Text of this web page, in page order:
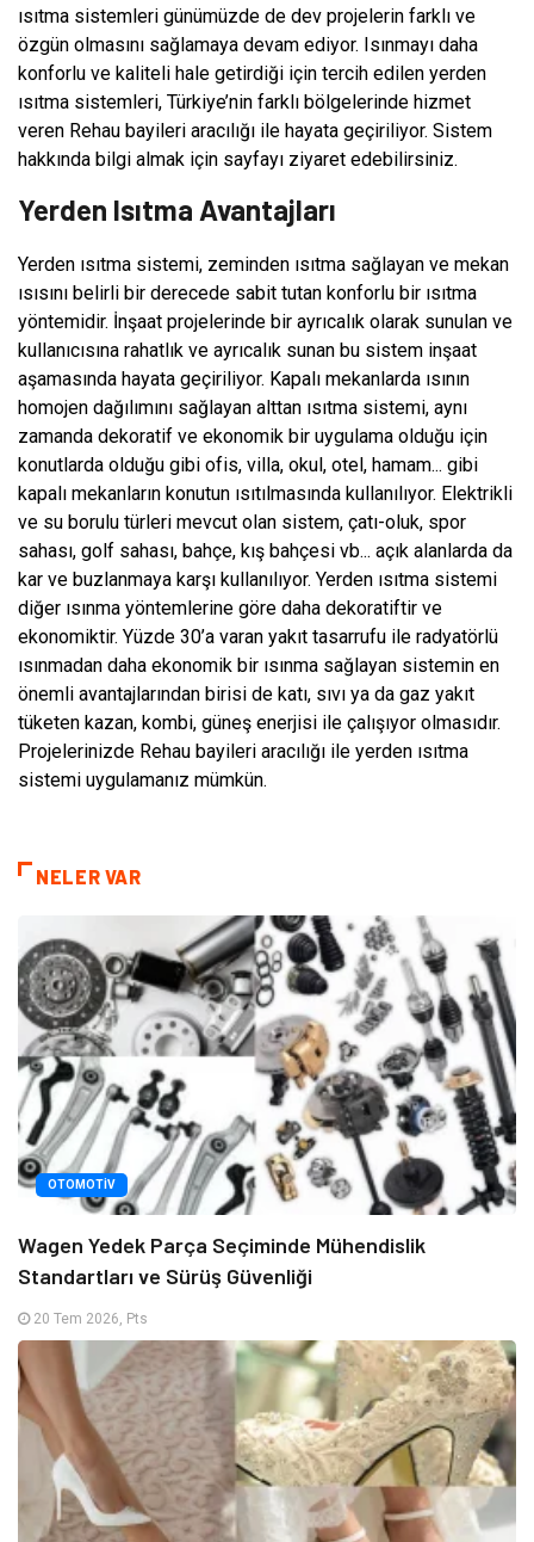
ısıtma sistemleri günümüzde de dev projelerin farklı ve
özgün olmasını sağlamaya devam ediyor. Isınmayı daha
konforlu ve kaliteli hale getirdiği için tercih edilen yerden
ısıtma sistemleri, Türkiye’nin farklı bölgelerinde hizmet
veren Rehau bayileri aracılığı ile hayata geçiriliyor. Sistem
hakkında bilgi almak için sayfayı ziyaret edebilirsiniz.
Yerden Isıtma Avantajları
Yerden ısıtma sistemi, zeminden ısıtma sağlayan ve mekan
ısısını belirli bir derecede sabit tutan konforlu bir ısıtma
yöntemidir. İnşaat projelerinde bir ayrıcalık olarak sunulan ve
kullanıcısına rahatlık ve ayrıcalık sunan bu sistem inşaat
aşamasında hayata geçiriliyor. Kapalı mekanlarda ısının
homojen dağılımını sağlayan alttan ısıtma sistemi, aynı
zamanda dekoratif ve ekonomik bir uygulama olduğu için
konutlarda olduğu gibi ofis, villa, okul, otel, hamam... gibi
kapalı mekanların konutun ısıtılmasında kullanılıyor. Elektrikli
ve su borulu türleri mevcut olan sistem, çatı-oluk, spor
sahası, golf sahası, bahçe, kış bahçesi vb... açık alanlarda da
kar ve buzlanmaya karşı kullanılıyor. Yerden ısıtma sistemi
diğer ısınma yöntemlerine göre daha dekoratiftir ve
ekonomiktir. Yüzde 30’a varan yakıt tasarrufu ile radyatörlü
ısınmadan daha ekonomik bir ısınma sağlayan sistemin en
önemli avantajlarından birisi de katı, sıvı ya da gaz yakıt
tüketen kazan, kombi, güneş enerjisi ile çalışıyor olmasıdır.
Projelerinizde Rehau bayileri aracılığı ile yerden ısıtma
sistemi uygulamanız mümkün.
NELER VAR
OTOMOTIV
Wagen Yedek Parça Seçiminde Mühendislik
Standartları ve Sürüş Güvenliği
20 Tem 2026, Pts